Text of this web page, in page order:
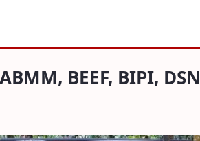
BIPI, DSNG, SIMP,
BEEF, BIPI,